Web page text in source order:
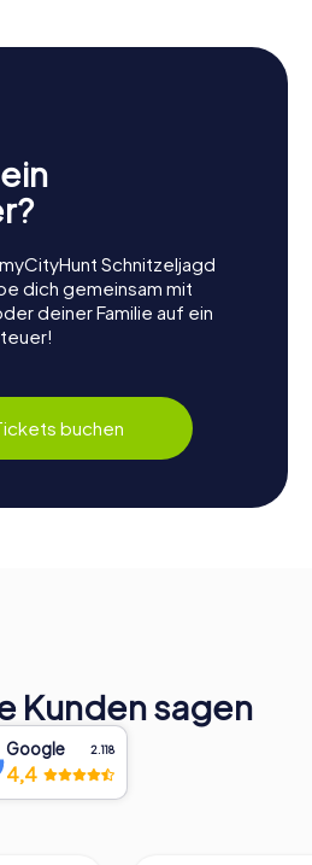
Schnitzeljagd
dich gemeinsam mit
deiner Familie auf ein
buchen
Kunden sagen
Google 2.118
4,4